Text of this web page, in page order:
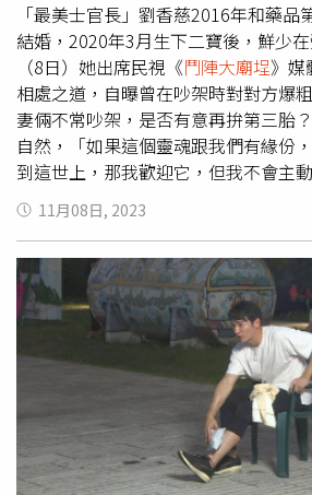
「最美士官長」劉香慈2016年和藥品
結婚，2020年3月生下二寶後，鮮少
（8日）她出席民視《鬥陣大廟埕》媒
相處之道，自曝曾在吵架時對對方爆
妻倆不常吵架，是否有意再拚第三胎
自然，「如果這個靈魂跟我們有緣份
到這世上，那我歡迎它，但我不會主
練習4天，在節目中驗收打戰鼓。（
日前受邀擔任節目首集來賓，與郭子
堂」體驗打擊戰鼓，她透露過去運動
黏、頸椎曲度變直，以前她最高紀錄
身，現在一做就痛，只能靠針灸、物
在節目上完成該任務，十分敬業；但
在沙灘上青蛙跳，「沙灘會把妳的力
最後一個，不能太快，又要保持距離
筋！」她先前忙於舞台劇，產後半年
表演課，劉香慈感慨從中獲益良多，
她的育兒觀，「我在教養孩子不想抹
不想剝奪，所以我更允許他們去表達
11月08日, 2023